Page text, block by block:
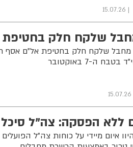
15.07.26
שלקח חלק
שלקח חלק בחטיפת אל"ם אסף
ה-7 באוקטובר
15.07.26
ללא הפסקה: צה"ל
איום מיידי על כוחות צה"ל